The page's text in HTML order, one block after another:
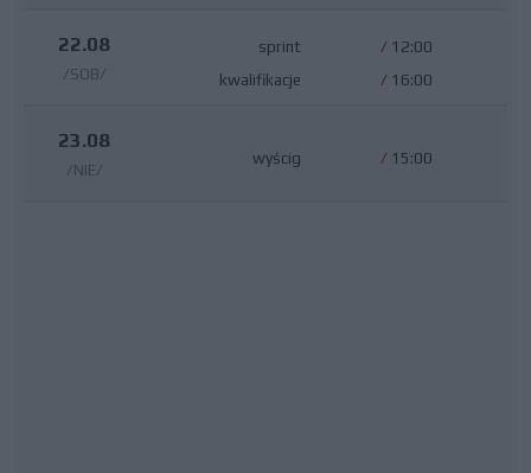
22.08
/SOB/
sprint
kwalifikacje
/ 12:00
/ 16:00
23.08
/NIE/
wyścig / 15:00